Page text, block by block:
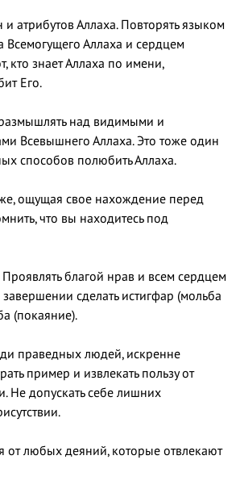
атрибутов Аллаха. Повторять языком
Аллаха и сердцем
кто знает Аллаха по имени,
Его.
над видимыми и
Всевышнего Аллаха. Это тоже один
способов полюбить Аллаха.
ощущая свое нахождение перед
что вы находитесь под
благой нрав и всем сердцем
сделать истигфар (мольба
(покаяние).
праведных людей, искренне
пример и извлекать пользу от
Не допускать себе лишних
от любых деяний, которые отвлекают